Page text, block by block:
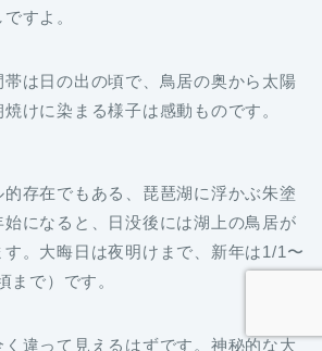
すよ。
は日の出の頃で、鳥居の奥から太陽
けに染まる様子は感動ものです。
存在でもある、琵琶湖に浮かぶ朱塗
始になると、日没後には湖上の鳥居が
。大晦日は夜明けまで、新年は1/1〜
まで）です。
違って見えるはずです。神秘的な大